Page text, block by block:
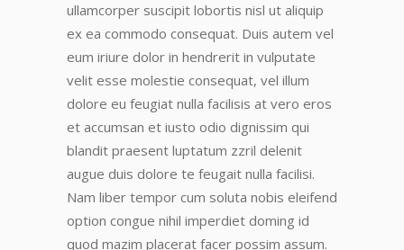
ullamcorper suscipit lobortis nisl ut aliquip
ex ea commodo consequat. Duis autem vel
eum iriure dolor in hendrerit in vulputate
velit esse molestie consequat, vel illum
dolore eu feugiat nulla facilisis at vero eros
et accumsan et iusto odio dignissim qui
blandit praesent luptatum zzril delenit
augue duis dolore te feugait nulla facilisi.
Nam liber tempor cum soluta nobis eleifend
option congue nihil imperdiet doming id
quod mazim placerat facer possim assum.